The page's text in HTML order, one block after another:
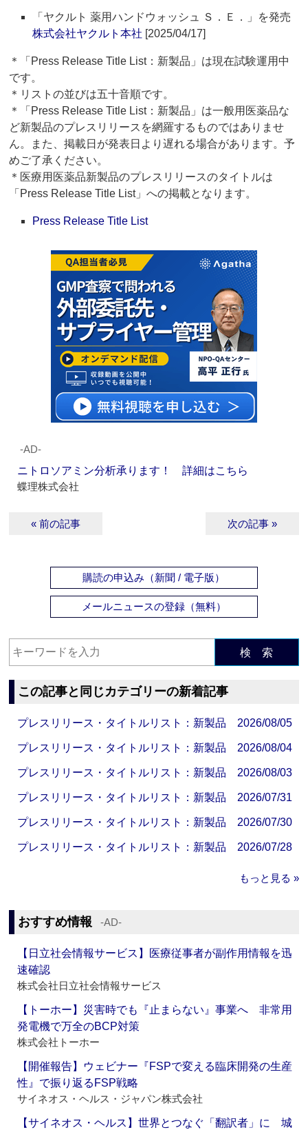
「ヤクルト 薬用ハンドウォッシュ Ｓ．Ｅ．」を発売
株式会社ヤクルト本社 [2025/04/17]
＊「Press Release Title List：新製品」は現在試験運用中
です。
＊リストの並びは五十音順です。
＊「Press Release Title List：新製品」は一般用医薬品な
ど新製品のプレスリリースを網羅するものではありませ
ん。また、掲載日が発表日より遅れる場合があります。予
めご了承ください。
＊医療用医薬品新製品のプレスリリースのタイトルは
「Press Release Title List」への掲載となります。
Press Release Title List
‐AD‐
ニトロソアミン分析承ります！ 詳細はこちら
蝶理株式会社
« 前の記事 次の記事 »
購読の申込み（新聞 / 電子版）
メールニュースの登録（無料）
検 索
この記事と同じカテゴリーの新着記事
プレスリリース・タイトルリスト：新製品 2026/08/05
プレスリリース・タイトルリスト：新製品 2026/08/04
プレスリリース・タイトルリスト：新製品 2026/08/03
プレスリリース・タイトルリスト：新製品 2026/07/31
プレスリリース・タイトルリスト：新製品 2026/07/30
プレスリリース・タイトルリスト：新製品 2026/07/28
もっと見る »
おすすめ情報 ‐AD‐
【日立社会情報サービス】医療従事者が副作用情報を迅
速確認
株式会社日立社会情報サービス
【トーホー】災害時でも『止まらない』事業へ 非常用
発電機で万全のBCP対策
株式会社トーホー
【開催報告】ウェビナー『FSPで変える臨床開発の生産
性』で振り返るFSP戦略
サイネオス・ヘルス・ジャパン株式会社
【サイネオス・ヘルス】世界とつなぐ「翻訳者」に 城